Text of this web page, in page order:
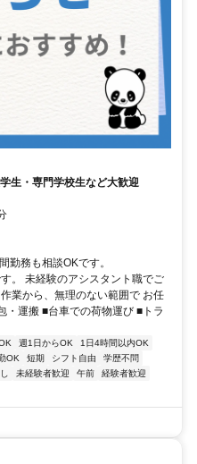
生・専門学校生など大歓迎
務も相談OKです。
。 未経験のアシスタント職でご
業から、無理のない範囲で お任
・運搬 ■台車での荷物運び ■トラ
週1日からOK
1日4時間以内OK
OK 短期 シフト自由
学歴不問
未経験者歓迎 午前
経験者歓迎